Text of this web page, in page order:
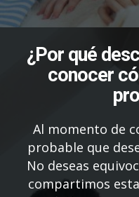
¿Por qué
conocer
Al momento de
probable que
No deseas
compartimos